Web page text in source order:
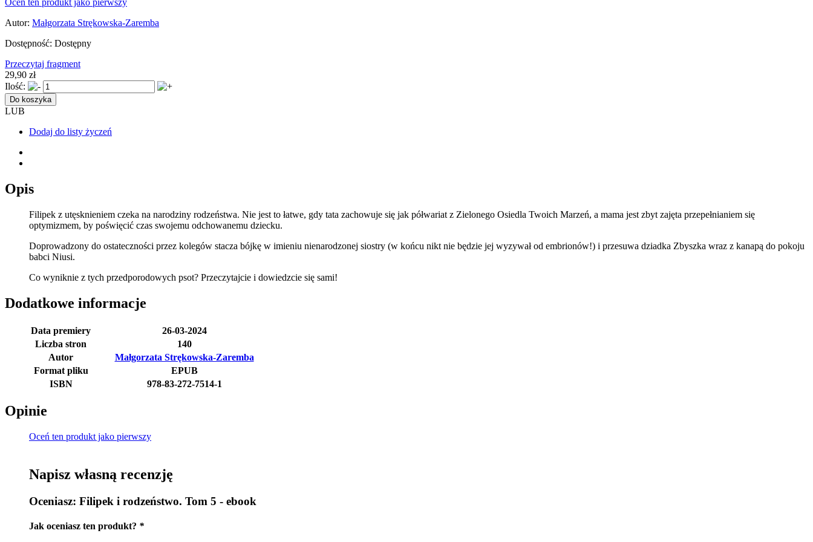
Autor: Małgorzata Strękowska-Zaremba
Dostępność: Dostępny
Przeczytaj fragment
29,90 zł
Ilość:
Do koszyka
LUB
Dodaj do listy życzeń
Opis
Filipek z utęsknieniem czeka na narodziny rodzeństwa. Nie jest to łatwe, gdy tata zachowuje się jak półwariat z Zielonego Osiedla Twoich Marzeń, a mama jest zbyt zajęta przepełnianiem się
optymizmem, by poświęcić czas swojemu odchowanemu dziecku.
Doprowadzony do ostateczności przez kolegów stacza bójkę w imieniu nienarodzonej siostry (w końcu nikt nie będzie jej wyzywał od embrionów!) i przesuwa dziadka Zbyszka wraz z kanapą do pokoju
babci Niusi.
Co wyniknie z tych przedporodowych psot? Przeczytajcie i dowiedzcie się sami!
Dodatkowe informacje
Data premiery
26-03-2024
Liczba stron
140
Autor
Małgorzata Strękowska-Zaremba
Format pliku
EPUB
ISBN
978-83-272-7514-1
Opinie
Oceń ten produkt jako pierwszy
Napisz własną recenzję
Oceniasz: Filipek i rodzeństwo. Tom 5 - ebook
Jak oceniasz ten produkt? *